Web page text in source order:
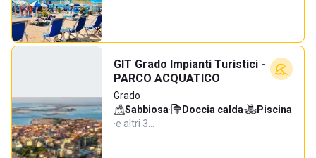
GIT Grado Impianti Turistici -
PARCO ACQUATICO
Grado
Sabbiosa· Doccia calda·
Piscina
·e altri 3…